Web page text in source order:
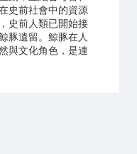
史前社會中的資源
史前人類已開始接
豚遺留。鯨豚在人
與文化角色，是連